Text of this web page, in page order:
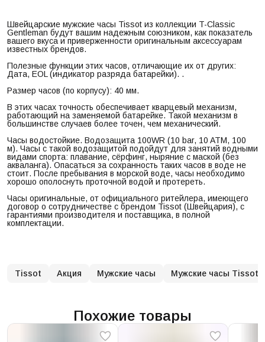
Швейцарские мужские часы Tissot из коллекции T-Classic
Gentleman будут вашим надежным союзником, как показатель
вашего вкуса и приверженности оригинальным аксессуарам
известных брендов.
Полезные функции этих часов, отличающие их от других:
Дата, EOL (индикатор разряда батарейки). .
Размер часов (по корпусу): 40 мм.
В этих часах точность обеспечивает кварцевый механизм,
работающий на заменяемой батарейке. Такой механизм в
большинстве случаев более точен, чем механический.
Часы водостойкие. Водозащита 100WR (10 bar, 10 ATM, 100
м). Часы с такой водозащитой подойдут для занятий водными
видами спорта: плавание, сёрфинг, ныряние с маской (без
акваланга). Опасаться за сохранность таких часов в воде не
стоит. После пребывания в морской воде, часы необходимо
хорошо ополоснуть проточной водой и протереть.
Часы оригинальные, от официального ритейлера, имеющего
договор о сотрудничестве с брендом Tissot (Швейцария), с
гарантиями производителя и поставщика, в полной
комплектации.
Tissot Акция Мужские часы Мужские часы Tissot
Похожие товары